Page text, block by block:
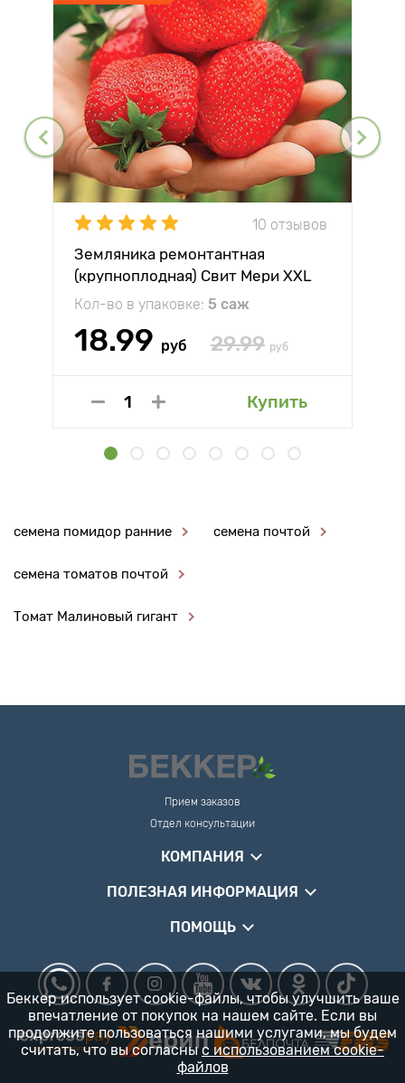
10 отзывов
Земляника ремонтантная
(крупноплодная) Свит Мери XXL
Кол-во в упаковке: 5 саж
18.99 руб 29.99 руб
Купить
семена помидор ранние семена почтой
семена томатов почтой
Томат Малиновый гигант
Прием заказов
Отдел консультации
КОМПАНИЯ
ПОЛЕЗНАЯ ИНФОРМАЦИЯ
ПОМОЩЬ
Беккер использует cookie-файлы, чтобы улучшить ваше
впечатление от покупок на нашем сайте. Если вы
продолжите пользоваться нашими услугами, мы будем
считать, что вы согласны с использованием cookie-
файлов